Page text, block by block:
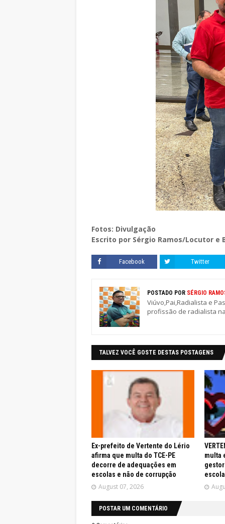
Fotos: Divulgação
Escrito por Sérgio Ramos/Locutor e
Facebook Twitter
POSTADO POR SÉRGIO
Viúvo,Pai,Radialista e
profissão de radialista
TALVEZ VOCÊ GOSTE DESTAS POSTAGENS
Ex-prefeito de Vertente do Lério
afirma que multa do TCE-PE
decorre de adequações em
escolas e não de corrupção
August 07, 2026
multa
POSTAR UM COMENTÁRIO